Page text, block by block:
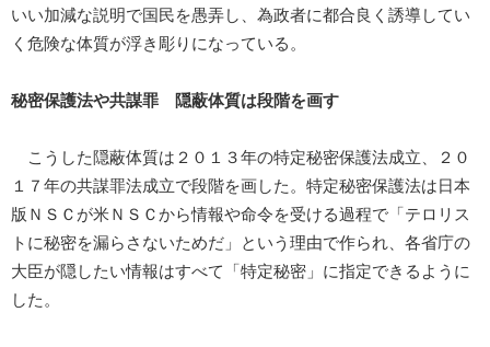
いい加減な説明で国民を愚弄し、為政者に都合良く誘導してい
く危険な体質が浮き彫りになっている。
秘密保護法や共謀罪 隠蔽体質は段階を画す
こうした隠蔽体質は２０１３年の特定秘密保護法成立、２０
１７年の共謀罪法成立で段階を画した。特定秘密保護法は日本
版ＮＳＣが米ＮＳＣから情報や命令を受ける過程で「テロリス
トに秘密を漏らさないためだ」という理由で作られ、各省庁の
大臣が隠したい情報はすべて「特定秘密」に指定できるように
した。